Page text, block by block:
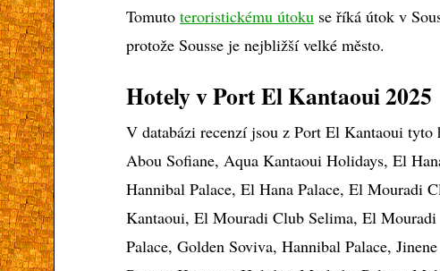
Tomuto teroristickému útoku se říká útok v
protože Sousse je nejbližší velké město.
Hotely v Port El Kantaoui2025
V databázi recenzí jsou z Port El Kantaoui tyto
Abou Sofiane, Aqua Kantaoui Holidays, El
Hannibal Palace, El Hana Palace, El Mouradi
Kantaoui, El Mouradi Club Selima, El Mouradi
Palace, Golden Soviva, Hannibal Palace, Jinene